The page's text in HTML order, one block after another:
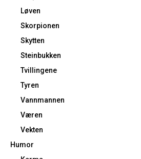
Løven
Skorpionen
Skytten
Steinbukken
Tvillingene
Tyren
Vannmannen
Væren
Vekten
Humor